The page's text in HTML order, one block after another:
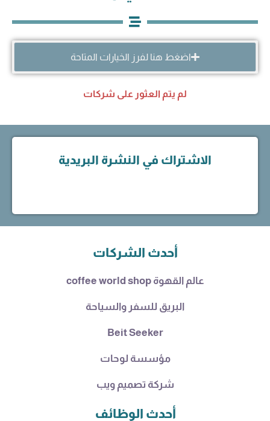
اضغط هنا لفرز الخيارات المتاحة
لم يتم العثور على شركات
الاشتراك في النشرة البريدية
أحدث الشركات
عالم القهوة coffee world shop
البريق للسفر والسياحة
Beit Seeker
مؤسسة لوحات
شركة تصميم ويب
أحدث الوظائف